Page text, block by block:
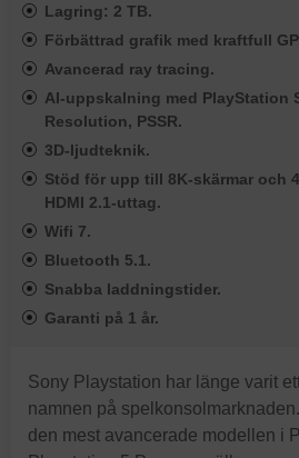
Lagring: 2 TB.
Förbättrad grafik med kraftfull
Avancerad ray tracing.
AI-uppskalning med PlayStation
Resolution, PSSR.
3D-ljudteknik.
Stöd för upp till 8K-skärmar och
HDMI 2.1-uttag.
Wifi 7.
Bluetooth 5.1.
Snabba laddningstider.
Garanti på 1 år.
Sony Playstation har länge varit
namnen på
den mest avancerade modellen i